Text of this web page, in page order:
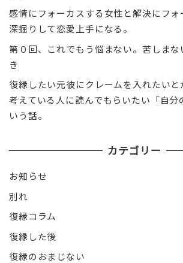
感情にフォーカスする女性と解決にフォ
深掘りして恋愛上手になる。
第０回、これでもう悩まない。苦しま
き
復縁したい元彼にクレームを入れたい
考えている人に読んでもらいたい「自分
いう話。
カテゴリー
お知らせ
別れ
復縁コラム
復縁した後
復縁のおまじない